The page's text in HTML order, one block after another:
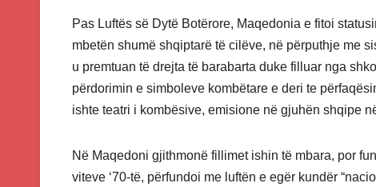
Pas Luftës së Dytë Botërore, Maqedonia e fitoi
mbetën shumë shqiptarë të cilëve, në përputhje me
u premtuan të drejta të barabarta duke filluar nga
përdorimin e simboleve kombëtare e deri te
ishte teatri i kombësive, emisione në gjuhën shqipe
Në Maqedoni gjithmonë fillimet ishin të mbara, por
viteve ‘70-të, përfundoi me luftën e egër kundër